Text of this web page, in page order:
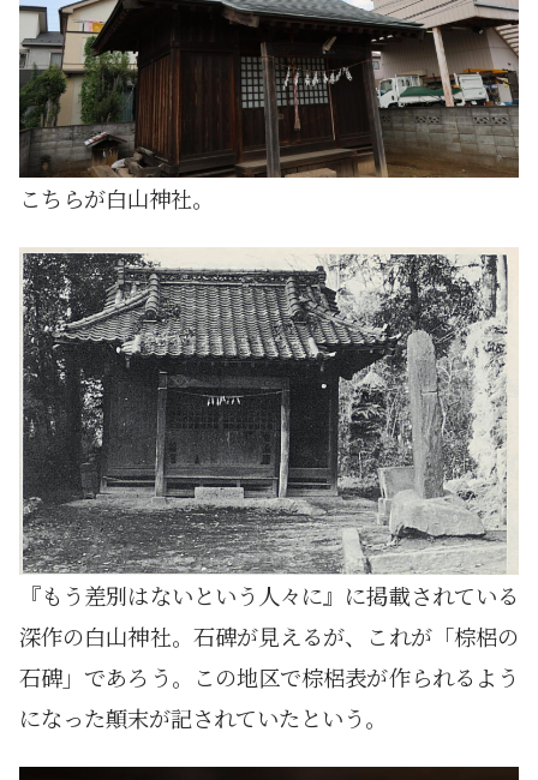
こちらが白山神社。
『もう差別はないという人々に』に掲載されている
深作の白山神社。石碑が見えるが、これが「棕梠の
石碑」であろう。この地区で棕梠表が作られるよう
になった顛末が記されていたという。